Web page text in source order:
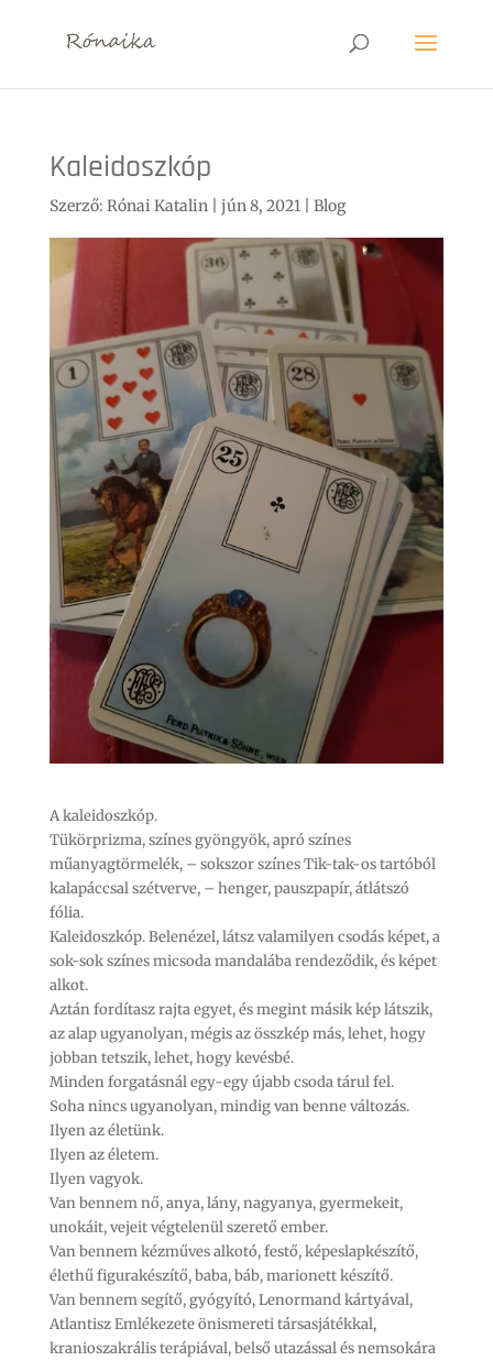
Kaleidoszkóp
Szerző: Rónai Katalin| jún 8, 2021| Blog
A kaleidoszkóp.
Tükörprizma, színes gyöngyök, apró színes
műanyagtörmelék, – sokszor színes Tik-tak-os tartóból
kalapáccsal szétverve, – henger, pauszpapír, átlátszó
fólia.
Kaleidoszkóp. Belenézel, látsz valamilyen csodás képet, a
sok-sok színes micsoda mandalába rendeződik, és képet
alkot.
Aztán fordítasz rajta egyet, és megint másik kép látszik,
az alap ugyanolyan, mégis az összkép más, lehet, hogy
jobban tetszik, lehet, hogy kevésbé.
Minden forgatásnál egy-egy újabb csoda tárul fel.
Soha nincs ugyanolyan, mindig van benne változás.
Ilyen az életünk.
Ilyen az életem.
Ilyen vagyok.
Van bennem nő, anya, lány, nagyanya, gyermekeit,
unokáit, vejeit végtelenül szerető ember.
Van bennem kézműves alkotó, festő, képeslapkészítő,
élethű figurakészítő, baba, báb, marionett készítő.
Van bennem segítő, gyógyító, Lenormand kártyával,
Atlantisz Emlékezete önismereti társasjátékkal,
kranioszakrális terápiával, belső utazással és nemsokára